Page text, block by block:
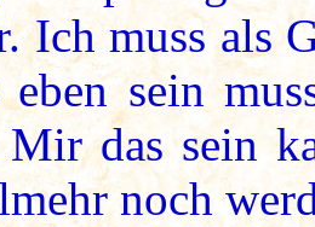
Ich muss als
eben sein
Mir das sein
noch